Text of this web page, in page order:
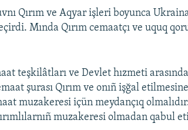
Qırım ve Aqyar işleri boyunca
Mında Qırım cemaatçı ve uquq
teşkilâtları ve Devlet hızmeti arasında
şurası Qırım ve onıñ işğal
muzakeresi içün meydançıq
muzakeresi olmadan qabul